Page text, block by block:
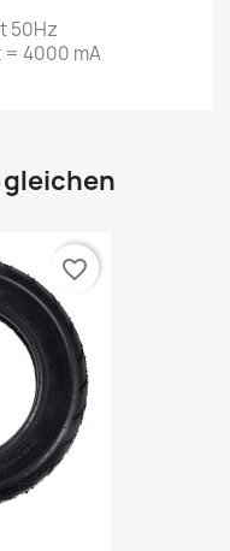
50Hz
= 4000 mA
gleichen
favorite_border